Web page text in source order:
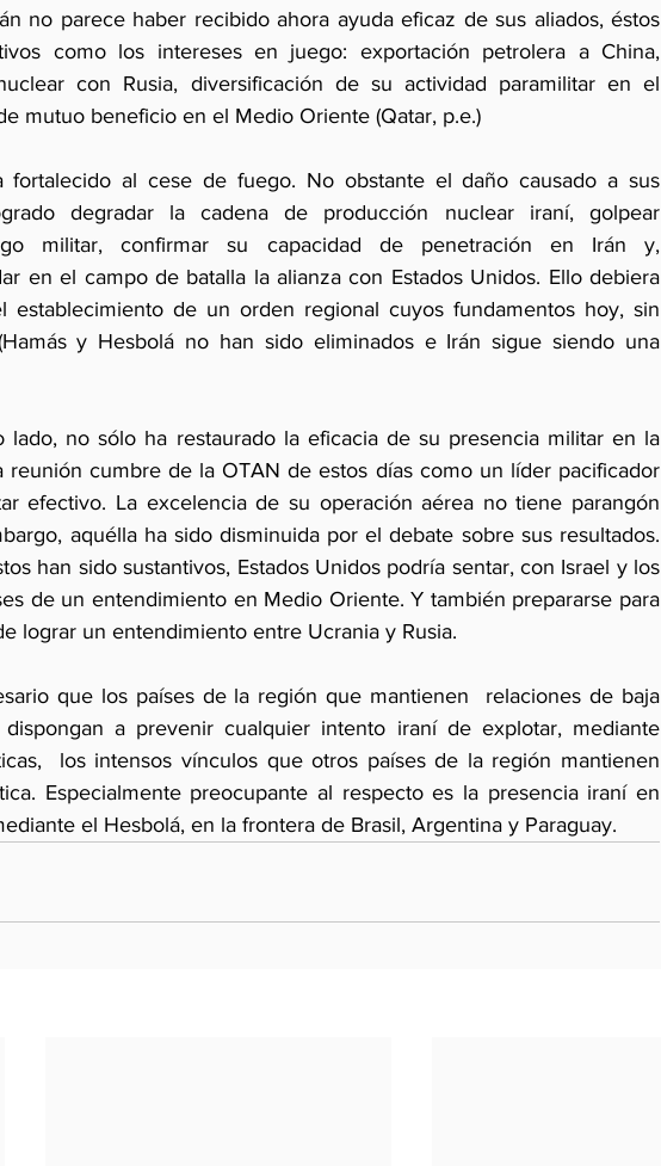
no parece haber recibido ahora ayuda eficaz de sus aliados, éstos
como los intereses en juego: exportación petrolera a China,
con Rusia, diversificación de su actividad paramilitar en el
mutuo beneficio en el Medio Oriente (Qatar, p.e.)
fortalecido al cese de fuego. No obstante el daño causado a sus
degradar la cadena de producción nuclear iraní, golpear
militar, confirmar su capacidad de penetración en Irán y,
en el campo de batalla la alianza con Estados Unidos. Ello debiera
establecimiento de un orden regional cuyos fundamentos hoy, sin
y Hesbolá no han sido eliminados e Irán sigue siendo una
lado, no sólo ha restaurado la eficacia de su presencia militar en la
reunión cumbre de la OTAN de estos días como un líder pacificador
efectivo. La excelencia de su operación aérea no tiene parangón
aquélla ha sido disminuida por el debate sobre sus resultados.
han sido sustantivos, Estados Unidos podría sentar, con Israel y los
de un entendimiento en Medio Oriente. Y también prepararse para
lograr un entendimiento entre Ucrania y Rusia.
que los países de la región que mantienen  relaciones de baja
a prevenir cualquier intento iraní de explotar, mediante
los intensos vínculos que otros países de la región mantienen
Especialmente preocupante al respecto es la presencia iraní en
el Hesbolá, en la frontera de Brasil, Argentina y Paraguay.